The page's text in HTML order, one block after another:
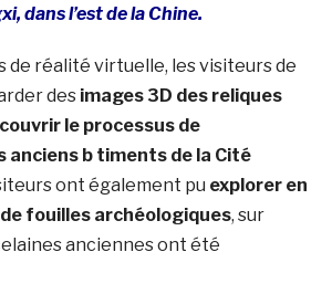
dans l’est de la Chine.
de réalité virtuelle, les visiteurs de
des images 3D des reliques
le processus de
anciens b timents de la Cité
ont également pu explorer en
fouilles archéologiques, sur
anciennes ont été